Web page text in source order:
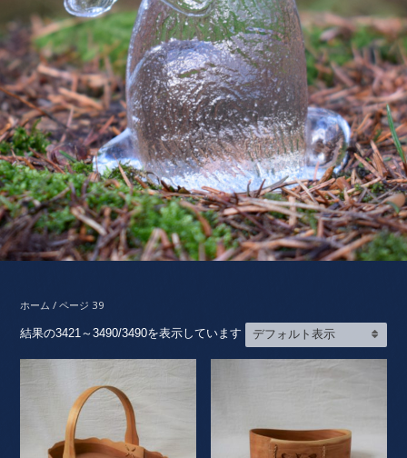
ホーム / ページ 39
結果の3421～3490/3490を表示しています